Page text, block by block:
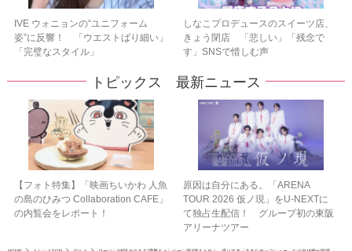
IVE ウォニョンの“ユニフォーム
姿”に反響！ 「ウエストばり細い」
「完璧なスタイル」
しなこプロデュースのスイーツ店、
きょう閉店 「悲しい」「残念で
す」SNSで惜しむ声
トピックス 最新ニュース
【フォト特集】「映画ちいかわ 人魚
の島のひみつ Collaboration CAFE」
の内覧会をレポート！
原因は自分にある。「ARENA
TOUR 2026 仮ノ現」をU-NEXTに
て独占生配信！ グループ初の東阪
アリーナツアー